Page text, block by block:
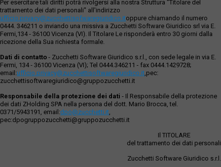
Per esercitare tali diritti potrà rivolgersi alla nostra Struttura "Titolare del
trattamento dei dati personali" all'indirizzo
ufficio.privacy@zucchettisofwaregiuridico.itoppure chiamando il numero
0444. 346211 o inviando una missiva a Zucchetti Software Giuridico srl via E.
Fermi,134 - 36100 Vicenza (VI). Il Titolare Le risponderà entro 30 giorni dalla
ricezione della Sua richiesta formale.
Dati di contatto - Zucchetti Software Giuridico s.r.l., con sede legale in via E.
Fermi, 134 - 36100 Vicenza (VI); Tel 0444.346211 - fax 0444.1429728;
email:ufficio.privacy@zucchettisoftwaregiuridico.it,pec:
zucchettisoftwaregiuridico@gruppozucchetti.it
Responsabile della protezione dei dati - Il Responsabile della protezione
dei dati ZHolding SPA nella persona del dott. Mario Brocca, tel.
0371/5943191, email:dpo@zucchetti.it,
pec:dpogruppozucchetti@gruppozucchetti.it
Il TITOLARE
del trattamento dei dati personali
Zucchetti Software Giuridico s.r.l.